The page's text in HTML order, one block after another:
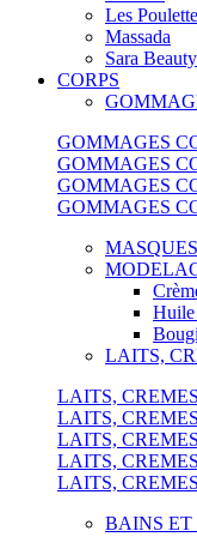
Les
Massada
Sara
CORPS
GOMMAGES
GOMMAGES
GOMMAGES
GOMMAGES
Huile
LAITS,
LAITS,
LAITS,
LAITS,
LAITS,
LAITS,
BAINS ET